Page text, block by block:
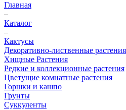
Главная
–
Каталог
–
Кактусы
Декоративно-лиственные растения
Хищные Растения
Редкие и коллекционные растения
Цветущие комнатные растения
Горшки и кашпо
Грунты
Суккуленты